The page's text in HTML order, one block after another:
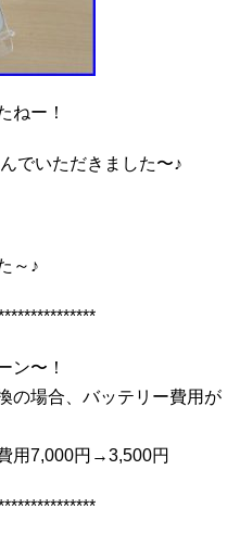
ねー！
でいただきました〜♪
～♪
ン〜！
の場合、バッテリー費用が
用7,000円→3,500円